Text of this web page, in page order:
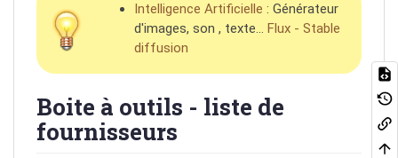
Intelligence Artificielle : Générateur
d'images, son , texte… Flux - Stable
diffusion
Boite à outils - liste de
fournisseurs